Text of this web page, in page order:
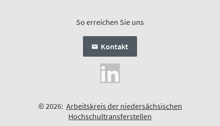
So erreichen Sie uns
Kontakt
© 2026: Arbeitskreis der niedersächsischen
Hochschultransferstellen